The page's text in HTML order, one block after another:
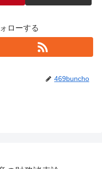
ローする
469buncho